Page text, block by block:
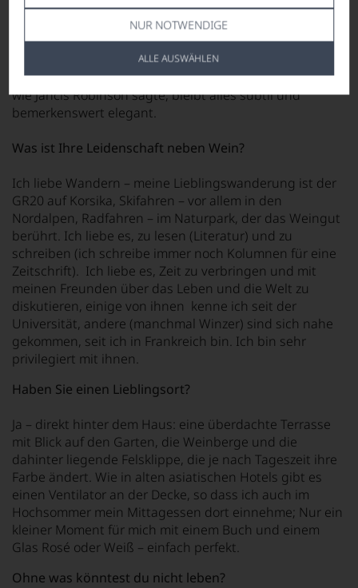
NUR NOTWENDIGE
ALLE AUSWÄHLEN
Gestatten Sie mir, einen meiner eigenen Weine
vorzuschlagen; die rote La Diva für den Genuss ihres
beruhigenden, reichen Blumenstraußes, der auch bei
leerem Glas verweilt. Die samtigen, runden Tannine
geben dieses angenehme opulente Mundgefühl, aber
wie Jancis Robinson sagte, bleibt alles subtil und
bemerkenswert elegant.
Was ist Ihre Leidenschaft neben Wein?
Ich liebe Wandern – meine Lieblingswanderung ist der
GR20 auf Korsika, Skifahren – vor allem in den
Nordalpen, Radfahren – im Naturpark, der das Weingut
berührt. Ich liebe es, zu lesen (Literatur) und zu
schreiben (ich schreibe immer noch Kolumnen für eine
Zeitschrift). Ich liebe es, Zeit zu verbringen und mit
meinen Freunden über das Leben und die Welt zu
diskutieren, einige von ihnen kenne ich seit der
Universität, andere (manchmal Winzer) sind sich nahe
gekommen, seit ich in Frankreich bin. Ich bin sehr
privilegiert mit ihnen.
Haben Sie einen Lieblingsort?
Ja – direkt hinter dem Haus: eine überdachte Terrasse
mit Blick auf den Garten, die Weinberge und die
dahinter liegende Felsklippe, die je nach Tageszeit ihre
Farbe ändert. Wie in alten asiatischen Hotels gibt es
einen Ventilator an der Decke, so dass ich auch im
Hochsommer mein Mittagessen dort einnehme; Nur ein
kleiner Moment für mich mit einem Buch und einem
Glas Rosé oder Weiß – einfach perfekt.
Ohne was könntest du nicht leben?